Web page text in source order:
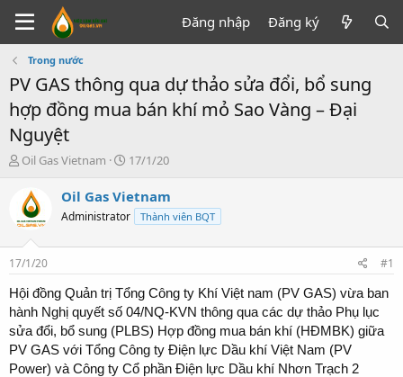
Đăng nhập Đăng ký
Trong nước
PV GAS thông qua dự thảo sửa đổi, bổ sung
hợp đồng mua bán khí mỏ Sao Vàng – Đại
Nguyệt
T
e
a
s
t
a
r
t
e
r
Oil Gas Vietnam
N
à
g
17/1/20
Oil Gas Vietnam
Administrator Thành viên BQT
17/1/20
#1
Hội đồng Quản trị Tổng Công ty Khí Việt nam (PV GAS) vừa ban
hành Nghị quyết số 04/NQ-KVN thông qua các dự thảo Phụ lục
sửa đổi, bổ sung (PLBS) Hợp đồng mua bán khí (HĐMBK) giữa
PV GAS với Tổng Công ty Điện lực Dầu khí Việt Nam (PV
Power) và Công ty Cổ phần Điện lực Dầu khí Nhơn Trạch 2